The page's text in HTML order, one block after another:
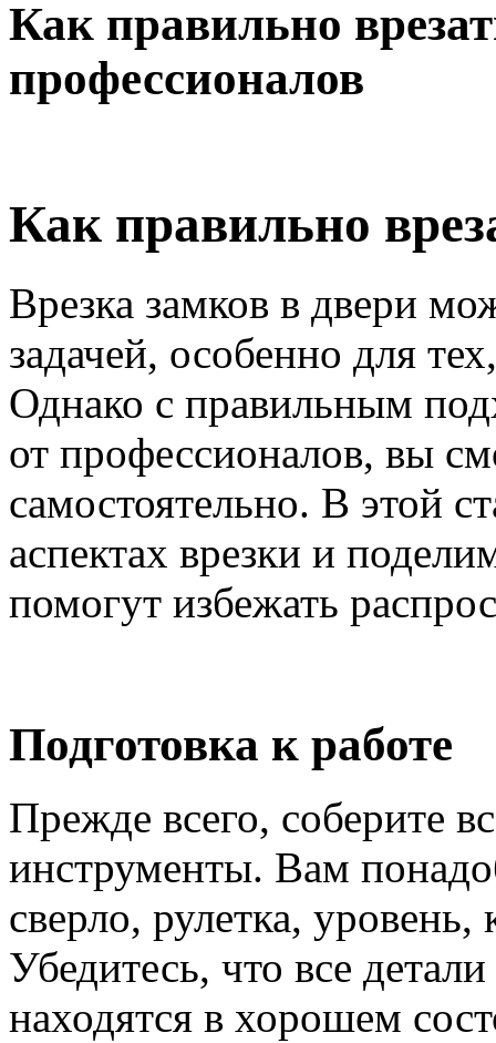
Как правильно
профессионалов
Как правильно
Врезка замков в двери
задачей, особенно для
Однако с правильным
от профессионалов, вы
самостоятельно. В этой
аспектах врезки и
помогут избежать
Подготовка к работе
Прежде всего, соберите
инструменты. Вам
сверло, рулетка,
Убедитесь, что все
находятся в хорошем